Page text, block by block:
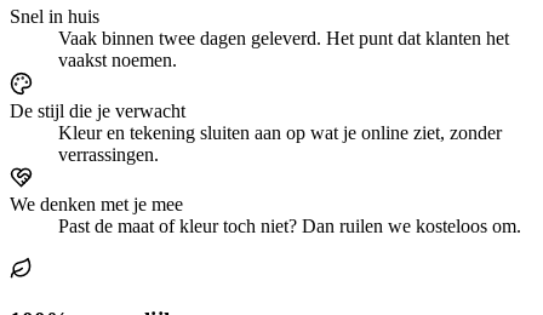
Snel in huis
Vaak binnen twee dagen geleverd. Het punt dat klanten het
vaakst noemen.
De stijl die je verwacht
Kleur en tekening sluiten aan op wat je online ziet, zonder
verrassingen.
We denken met je mee
Past de maat of kleur toch niet? Dan ruilen we kosteloos om.